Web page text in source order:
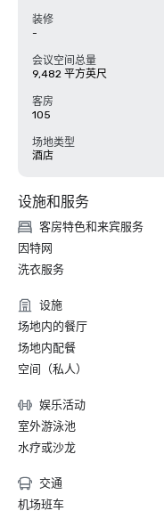
装修
-
会议空间总量
9,482 平方英尺
客房
105
场地类型
酒店
设施和服务
客房特色和来宾服务
因特网
洗衣服务
设施
场地内的餐厅
场地内配餐
空间（私人）
娱乐活动
室外游泳池
水疗或沙龙
交通
机场班车